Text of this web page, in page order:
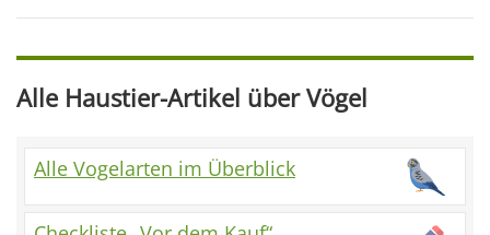
Alle Haustier-Artikel über Vögel
Alle Vogelarten im Überblick